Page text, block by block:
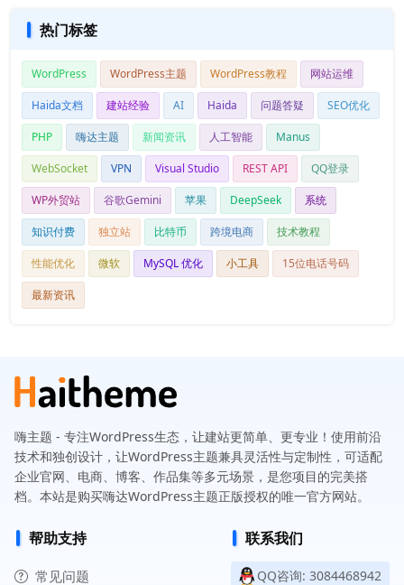
热门标签
WordPress WordPress主题 WordPress教程 网站运维
Haida文档 建站经验 AI Haida 问题答疑 SEO优化
PHP 嗨达主题 新闻资讯 人工智能 Manus
WebSocket VPN Visual Studio REST API QQ登录
WP外贸站 谷歌Gemini 苹果 DeepSeek 系统
知识付费 独立站 比特币 跨境电商 技术教程
性能优化 微软 MySQL 优化 小工具 15位电话号码
最新资讯
嗨主题 - 专注WordPress生态，让建站更简单、更专业！使用前沿
技术和独创设计，让WordPress主题兼具灵活性与定制性，可适配
企业官网、电商、博客、作品集等多元场景，是您项目的完美搭
档。本站是购买嗨达WordPress主题正版授权的唯一官方网站。
帮助支持
常见问题
联系我们
QQ咨询: 3084468942